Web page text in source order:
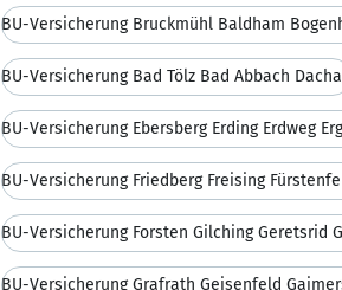
BU-Versicherung Bad Tölz Bad Abbach
BU-Versicherung Ebersberg Erding Erdweg
BU-Versicherung Friedberg Freising
BU-Versicherung Forsten Gilching Geretsrid
BU-Versicherung Grafrath Geisenfeld